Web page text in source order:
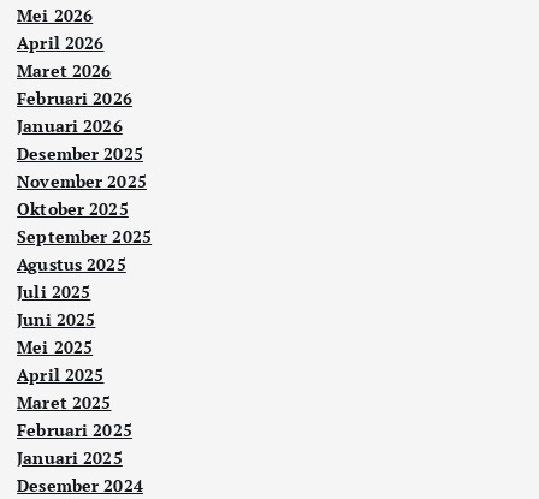
Mei 2026
April 2026
Maret 2026
Februari 2026
Januari 2026
Desember 2025
November 2025
Oktober 2025
September 2025
Agustus 2025
Juli 2025
Juni 2025
Mei 2025
April 2025
Maret 2025
Februari 2025
Januari 2025
Desember 2024